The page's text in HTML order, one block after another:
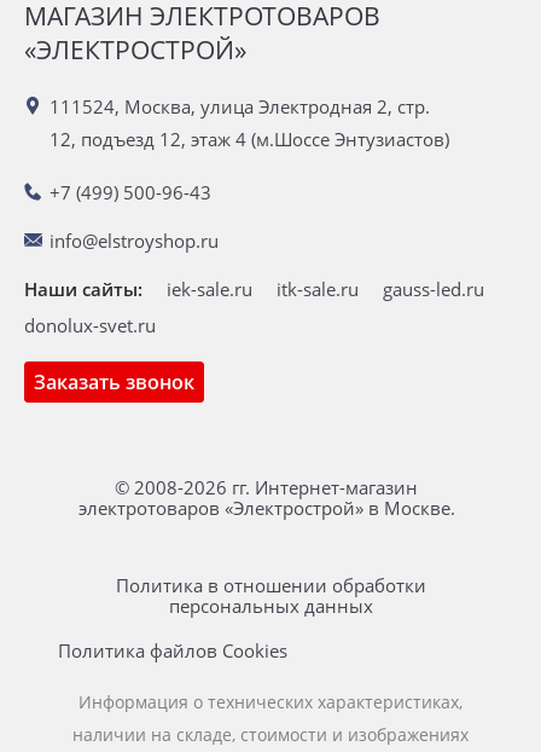
МАГАЗИН ЭЛЕКТРОТОВАРОВ
«ЭЛЕКТРОСТРОЙ»
111524, Москва, улица Электродная 2, стр.
12, подъезд 12, этаж 4 (м.Шоссе Энтузиастов)
+7 (499) 500-96-43
info@elstroyshop.ru
Заказать звонок
Наши сайты: iek-sale.ru itk-sale.ru
gauss-led.ru
donolux-svet.ru
© 2008-2026 гг. Интернет-магазин
электротоваров «Электрострой» в Москве.
Политика в отношении обработки
персональных данных
Политика файлов Cookies
Информация о технических характеристиках,
наличии на складе, стоимости и изображениях